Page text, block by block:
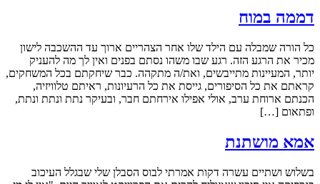
דממה במוח
כל הורה שמבלה עם הילד שלו אחר הצהריים ארוך עד ההשכבה לישון
מכיר את הרגע הזה. רגע שבו משהו נסתם בפנים ואין לך מה להעניק
יותר, המעיינות מתייבשים, ואת/ה מתקהה. כבר שיחקתם בכל המשחקים,
קראתם את כל הסיפורים, גייסת את כל הרעיונות, ראיתם טלוויזיה,
הכנתם ארוחת ערב, אולי אפילו אירחתם חבר, ובעיקר נתת ונתת ונתת,
ופתאום […]
אמא מושתנת
בשלוש ושתיים עשרה דקות אמרתי לבוס הסבלן שלי שבגלל העיכוב